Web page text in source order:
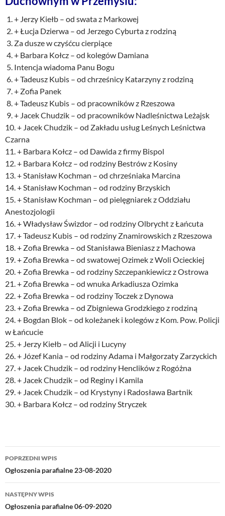
1. + Jerzy Kiełb – od swata z Markowej
2. + Łucja Dzierwa – od Jerzego Cyburta z rodziną
3. Za dusze w czyśćcu cierpiące
4. + Barbara Kołcz – od kolegów Damiana
5. Intencja wiadoma Panu Bogu
6. + Tadeusz Kubis – od chrześnicy Katarzyny z rodziną
7. + Zofia Panek
8. + Tadeusz Kubis – od pracowników z Rzeszowa
9. + Jacek Chudzik – od pracowników Nadleśnictwa Leżajsk
10. + Jacek Chudzik – od Zakładu usług Leśnych Leśnictwa
Czarna
11. + Barbara Kołcz – od Dawida z firmy Bispol
12. + Barbara Kołcz – od rodziny Bestrów z Kosiny
13. + Stanisław Kochman – od chrześniaka Marcina
14. + Stanisław Kochman – od rodziny Brzyskich
15. + Stanisław Kochman – od pielęgniarek z Oddziału
Anestozjologii
16. + Władysław Świzdor – od rodziny Olbrycht z Łańcuta
17. + Tadeusz Kubis – od rodziny Znamirowskich z Rzeszowa
18. + Zofia Brewka – od Stanisława Bieniasz z Machowa
19. + Zofia Brewka – od swatowej Ozimek z Woli Ocieckiej
20. + Zofia Brewka – od rodziny Szczepankiewicz z Ostrowa
21. + Zofia Brewka – od wnuka Arkadiusza Ozimka
22. + Zofia Brewka – od rodziny Toczek z Dynowa
23. + Zofia Brewka – od Zbigniewa Grodzkiego z rodziną
24. + Bogdan Blok – od koleżanek i kolegów z Kom. Pow. Policji
w Łańcucie
25. + Jerzy Kiełb – od Alicji i Lucyny
26. + Józef Kania – od rodziny Adama i Małgorzaty Zarzyckich
27. + Jacek Chudzik – od rodziny Henclików z Rogóżna
28. + Jacek Chudzik – od Reginy i Kamila
29. + Jacek Chudzik – od Krystyny i Radosława Bartnik
30. + Barbara Kołcz – od rodziny Stryczek
Nawigacja
wpisu
POPRZEDNI WPIS
Ogłoszenia parafialne 23-08-2020
NASTĘPNY WPIS
Ogłoszenia parafialne 06-09-2020